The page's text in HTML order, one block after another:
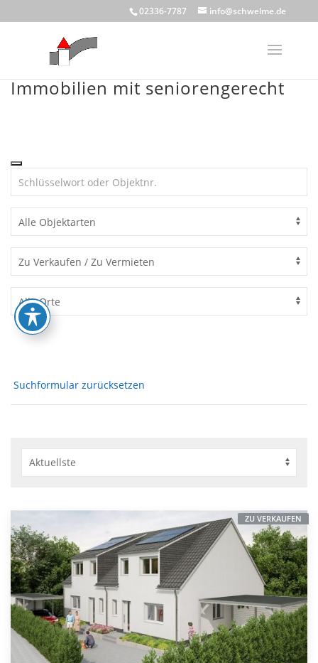
to
02336-7787 info@schwelme.de
Immobilien mit seniorengerecht
Suchformular zurücksetzen
ZU VERKAUFEN